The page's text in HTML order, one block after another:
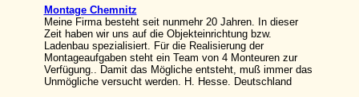
Montage Chemnitz
Meine Firma besteht seit nunmehr 20 Jahren. In dieser
Zeit haben wir uns auf die Objekteinrichtung bzw.
Ladenbau spezialisiert. Für die Realisierung der
Montageaufgaben steht ein Team von 4 Monteuren zur
Verfügung.. Damit das Mögliche entsteht, muß immer das
Unmögliche versucht werden. H. Hesse. Deutschland